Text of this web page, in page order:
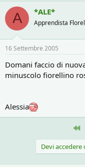
A *ALE*
Apprendista
16 Settembre 2005
Domani faccio di
minuscolo fiorellino
Alessia
Devi